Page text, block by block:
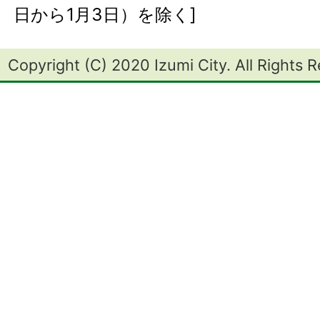
日から1月3日）を除く]
Copyright (C) 2020 Izumi City. All Rights